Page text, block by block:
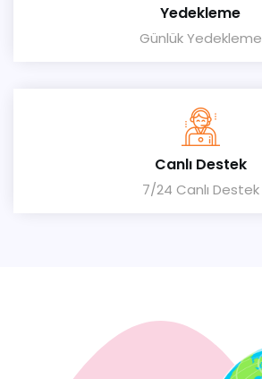
Yedekleme
Günlük Yedekleme
Canlı Destek
7/24 Canlı Destek